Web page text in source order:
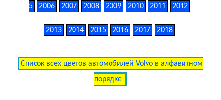
5
2006 2007 2008 2009 2010 2011 2012
2013 2014 2015 2016 2017 2018
Список всех цветов автомобилей Volvo в алфавитном
порядке